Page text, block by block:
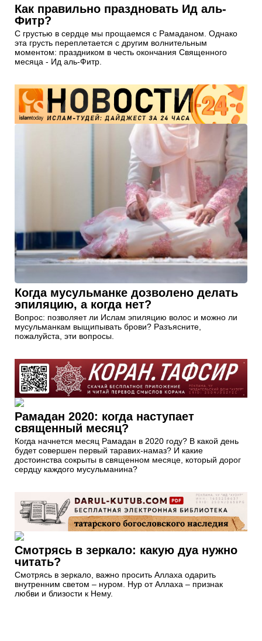
Как правильно праздновать Ид аль-
Фитр?
С грустью в сердце мы прощаемся с Рамаданом. Однако
эта грусть переплетается с другим волнительным
моментом: праздником в честь окончания Священного
месяца - Ид аль-Фитр.
Когда мусульманке дозволено делать
эпиляцию, а когда нет?
Вопрос: позволяет ли Ислам эпиляцию волос и можно ли
мусульманкам выщипывать брови? Разъясните,
пожалуйста, эти вопросы.
Рамадан 2020: когда наступает
священный месяц?
Когда начнется месяц Рамадан в 2020 году? В какой день
будет совершен первый таравих-намаз? И какие
достоинства сокрыты в священном месяце, который дорог
сердцу каждого мусульманина?
Смотрясь в зеркало: какую дуа нужно
читать?
Смотрясь в зеркало, важно просить Аллаха одарить
внутренним светом – нуром. Нур от Аллаха – признак
любви и близости к Нему.